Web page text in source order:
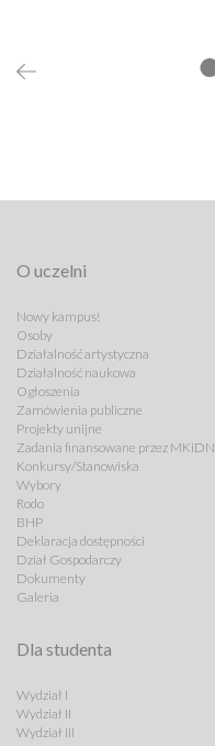
O uczelni
Nowy kampus!
Osoby
Działalność artystyczna
Działalność naukowa
Ogłoszenia
Zamówienia publiczne
Projekty unijne
Zadania finansowane przez MKiDN
Konkursy/Stanowiska
Wybory
Rodo
BHP
Deklaracja dostępności
Dział Gospodarczy
Dokumenty
Galeria
Dla studenta
Wydział I
Wydział II
Wydział III